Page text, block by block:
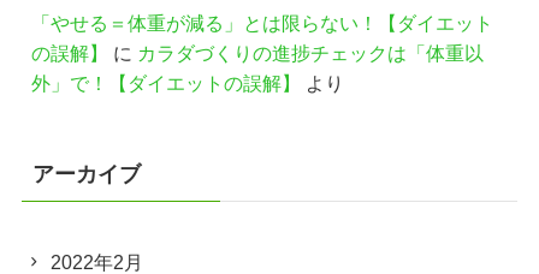
「やせる＝体重が減る」とは限らない！【ダイエット
の誤解】
に カラダづくりの進捗チェックは「体重以
外」で！【ダイエットの誤解】
より
アーカイブ
2022年2月